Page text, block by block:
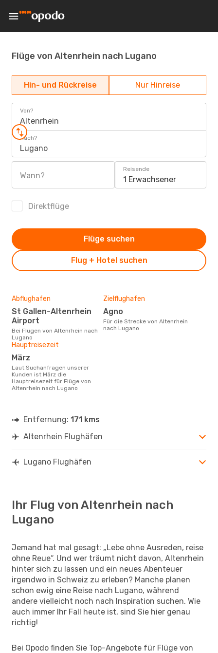
Flüge von Altenrhein nach Lugano
Hin- und Rückreise Nur Hinreise
Von?
Altenrhein
Nach?
Lugano
Wann?
Reisende
1 Erwachsener
Direktflüge
Flug + Hotel suchen
Flüge suchen
Abflughafen
St Gallen-Altenrhein
Airport
Bei Flügen von Altenrhein nach
Lugano
Zielflughafen
Agno
Für die Strecke von Altenrhein
nach Lugano
Hauptreisezeit
März
Laut Suchanfragen unserer
Kunden ist März die
Hauptreisezeit für Flüge von
Altenrhein nach Lugano
Entfernung: 171 kms
Altenrhein Flughäfen
Lugano Flughäfen
Ihr Flug von Altenrhein nach
Lugano
Jemand hat mal gesagt: „Lebe ohne Ausreden, reise
ohne Reue“. Und wer träumt nicht davon, Altenrhein
hinter sich zu lassen und ein neues Abenteuer
irgendwo in Schweiz zu erleben? Manche planen
schon ewig eine Reise nach Lugano, während
andere vielleicht noch nach Inspiration suchen. Wie
auch immer Ihr Fall heute ist, sind Sie hier genau
richtig!
Bei Opodo finden Sie Top-Angebote für Flüge von